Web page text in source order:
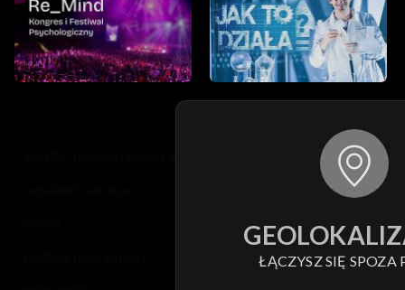
ŁĄCZYSZ SIĘ SPOZA